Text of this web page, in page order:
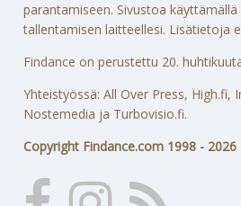
parantamiseen. Sivustoa
tallentamisen laitteellesi. Lisätietoja
Findance on perustettu 20.
Yhteistyössä: All Over Press, High.fi,
Nostemedia ja Turbovisio.fi.
Copyright Findance.com 1998 - 2026